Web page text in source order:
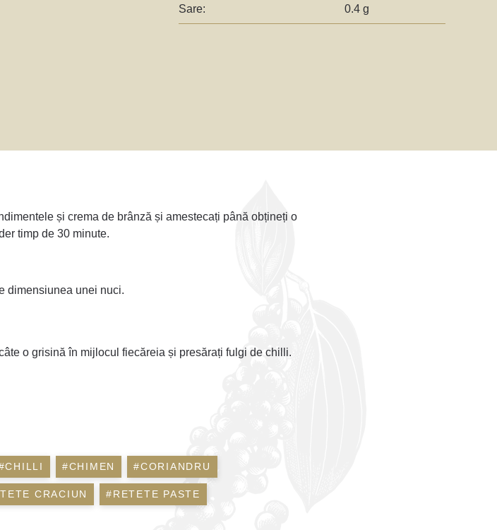
Sare: 0.4 g
și crema de brânză și amestecați până obțineți o
timp de 30 minute.
dimensiunea unei nuci.
o grisină în mijlocul fiecăreia și presărați fulgi de chilli.
#CHIMEN #CORIANDRU
CRACIUN #RETETE PASTE